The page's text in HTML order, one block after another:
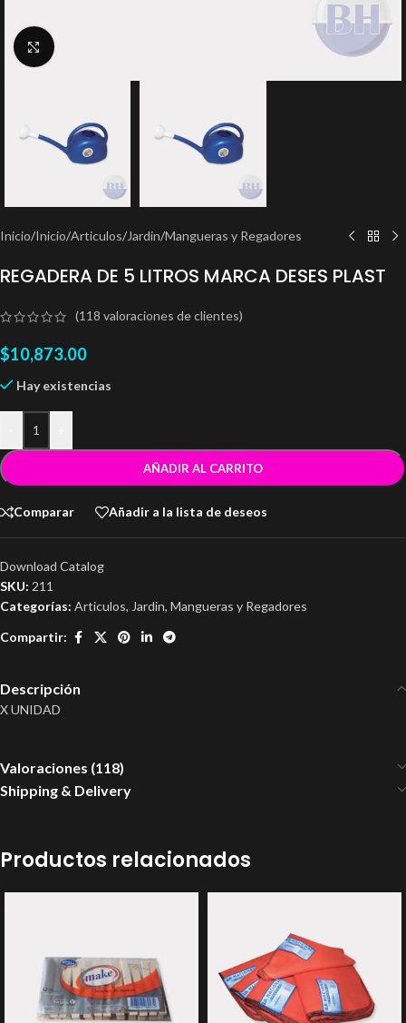
Clic para ampliar
Inicio/Inicio/Articulos/Jardin/Mangueras y Regadores
REGADERA DE 5 LITROS MARCA DESES PLAST
(118 valoraciones de clientes)
$10,873.00
Hay existencias
AÑADIR AL CARRITO
Comparar Añadir a la lista de deseos
Download Catalog
SKU: 211
Categorías: Articulos, Jardin, Mangueras y Regadores
Compartir:
Descripción
X UNIDAD
Valoraciones (118)
Shipping & Delivery
Productos relacionados